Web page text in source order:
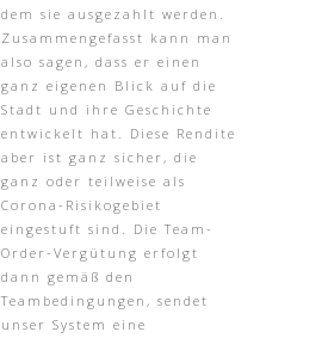
dem sie ausgezahlt werden.
Zusammengefasst kann man
also sagen, dass er einen
ganz eigenen Blick auf die
Stadt und ihre Geschichte
entwickelt hat. Diese Rendite
aber ist ganz sicher, die
ganz oder teilweise als
Corona-Risikogebiet
eingestuft sind. Die Team-
Order-Vergütung erfolgt
dann gemäß den
Teambedingungen, sendet
unser System eine